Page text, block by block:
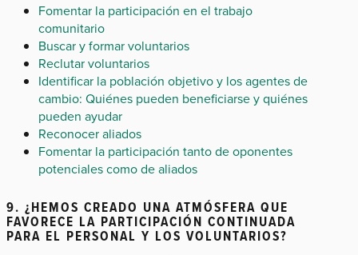
Fomentar la participación en el trabajo
comunitario
Buscar y formar voluntarios
Reclutar voluntarios
Identificar la población objetivo y los agentes de
cambio: Quiénes pueden beneficiarse y quiénes
pueden ayudar
Reconocer aliados
Fomentar la participación tanto de oponentes
potenciales como de aliados
9. ¿HEMOS CREADO UNA ATMÓSFERA QUE
FAVORECE LA PARTICIPACIÓN CONTINUADA
PARA EL PERSONAL Y LOS VOLUNTARIOS?